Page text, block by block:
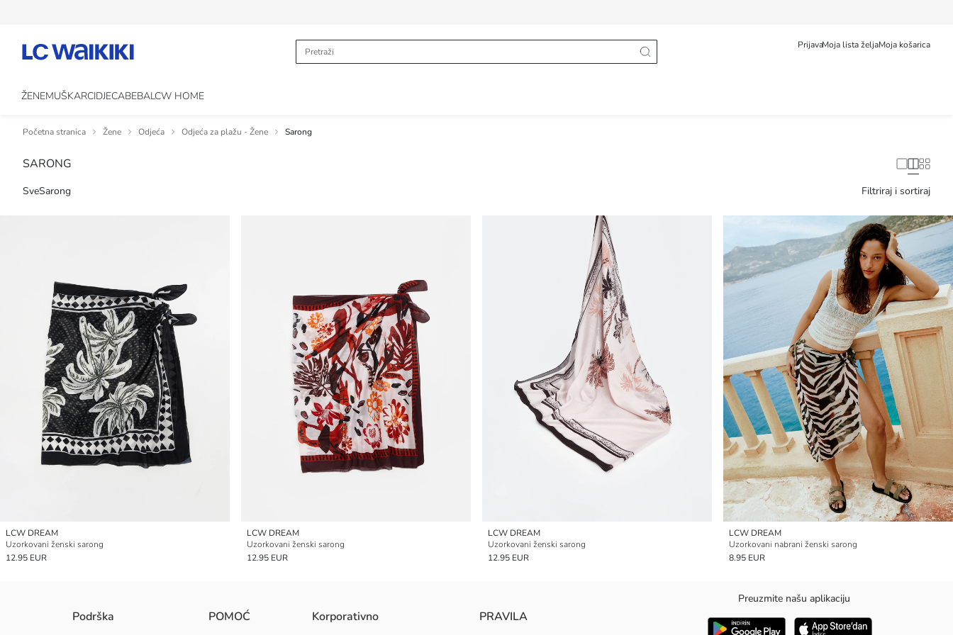
PrijavaMoja lista željaMoja košarica
ŽENEMUŠKARCIDJECABEBALCW HOME
Početna stranica Žene Odjeća Odjeća za plažu - Žene Sarong
SARONG
SveSarong Filtriraj i sortiraj
LCW DREAM
Uzorkovani ženski sarong
12.95 EUR
LCW DREAM
Uzorkovani ženski sarong
12.95 EUR
LCW DREAM
Uzorkovani ženski sarong
12.95 EUR
LCW DREAM
Uzorkovani nabrani ženski sarong
8.95 EUR
Podrška POMOĆ Korporativno PRAVILA
Preuzmite našu aplikaciju